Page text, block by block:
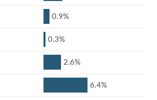
0.9%
0.3%
2.6%
6.4%